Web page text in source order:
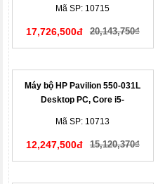
Mã SP: 10715
17,726,500đ 20,143,750₫
Máy bộ HP Pavilion 550-031L
Desktop PC, Core i5-
Mã SP: 10713
12,247,500đ 15,120,370₫